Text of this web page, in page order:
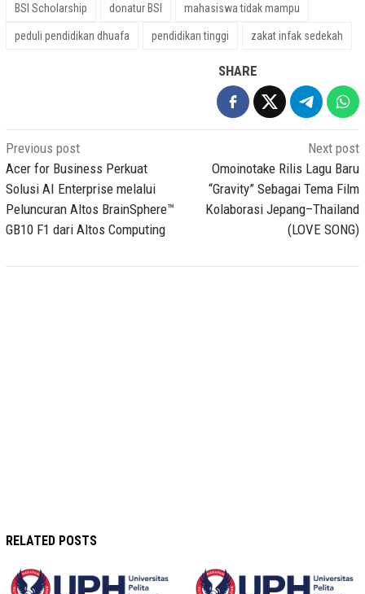
BSI Scholarship donatur BSI mahasiswa tidak mampu
peduli pendidikan dhuafa pendidikan tinggi zakat infak sedekah
SHARE
Post
navigation
Previous post
Acer for Business Perkuat
Solusi AI Enterprise melalui
Peluncuran Altos BrainSphere™
GB10 F1 dari Altos Computing
Next post
Omoinotake Rilis Lagu Baru
“Gravity” Sebagai Tema Film
Kolaborasi Jepang–Thailand
(LOVE SONG)
RELATED POSTS